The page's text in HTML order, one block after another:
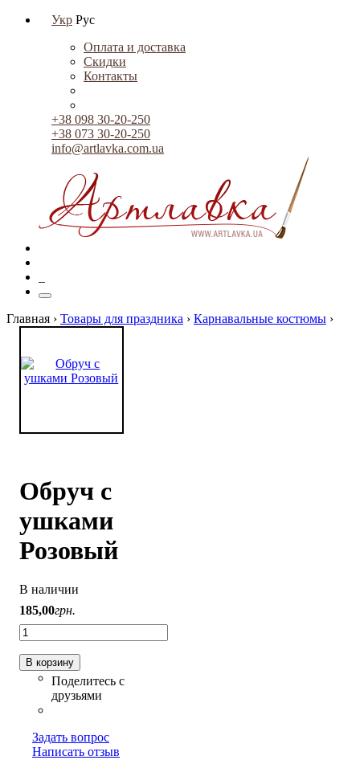
Укр Рус
Оплата и доставка
Скидки
Контакты
+38 098 30-20-250
+38 073 30-20-250
info@artlavka.com.ua
Главная › Товары для праздника › Карнавальные костюмы ›
Обруч с
ушками
Розовый
В наличии
185,00грн.
В корзину
Задать вопрос
Написать отзыв